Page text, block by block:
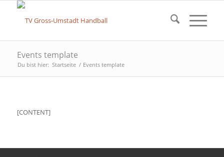
Events template
Du bist hier: Startseite / Events template
[CONTENT]